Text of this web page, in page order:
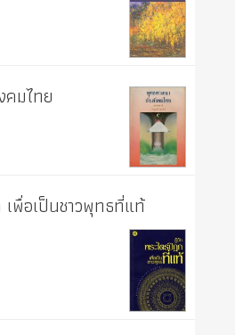
มไทย
พื่อเป็นชาวพุทธที่แท้